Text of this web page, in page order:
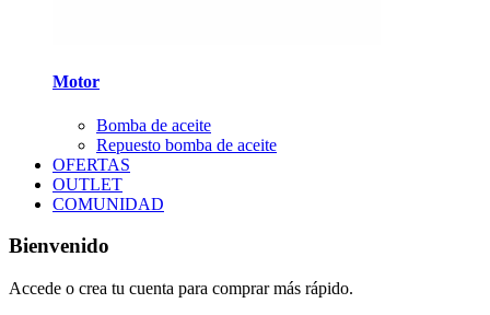
Motor
Bomba de aceite
Repuesto bomba de aceite
OFERTAS
OUTLET
COMUNIDAD
Bienvenido
Accede o crea tu cuenta para comprar más rápido.